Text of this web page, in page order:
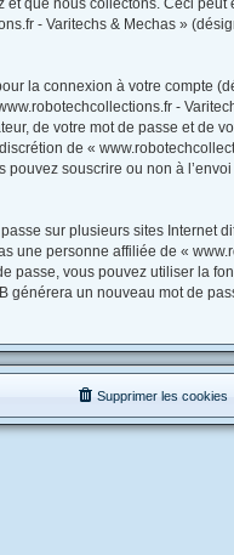
que nous collectons. Ceci peut
- Varitechs & Mechas »
la connexion à votre compte
-
de votre mot de passe et de
de «
souscrire ou non à
sur plusieurs sites Internet
une personne affiliée de «
passe, vous pouvez utiliser la
générera un nouveau mot de
Supprimer les cookies